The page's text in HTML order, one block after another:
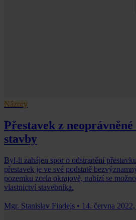
Názory
Přestavek z neoprávněné
stavby
Byl-li zahájen spor o odstranění
přestavek je ve své podstatě
pozemku zcela okrajově, nabízí se
vlastnictví stavebníka.
Mgr. Stanislav Findejs • 14. června